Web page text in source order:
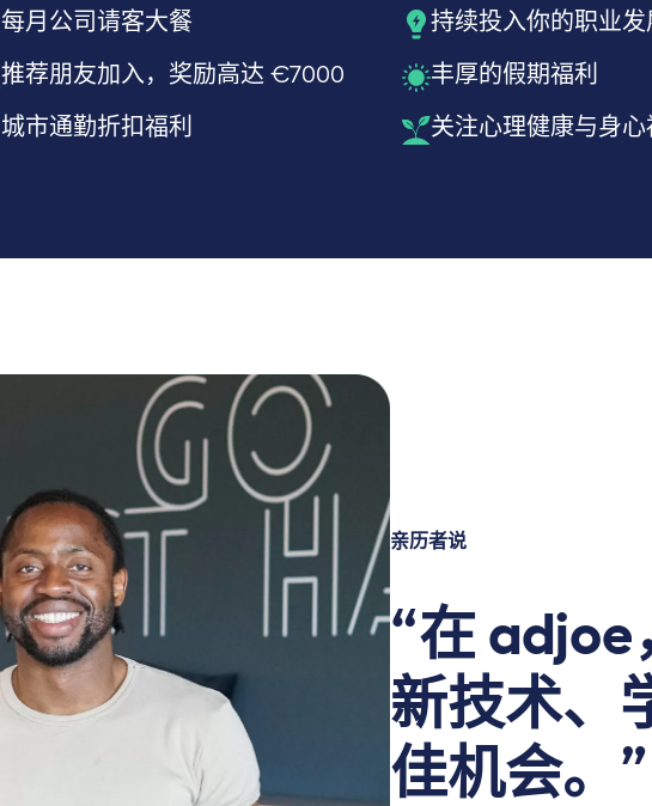
每月公司请客大餐
推荐朋友加入，奖励高达 €7000
城市通勤折扣福利
持续投入你的职业发
丰厚的假期福利
关注心理健康与身心
亲历者说
“在
新技术、
佳机会。”